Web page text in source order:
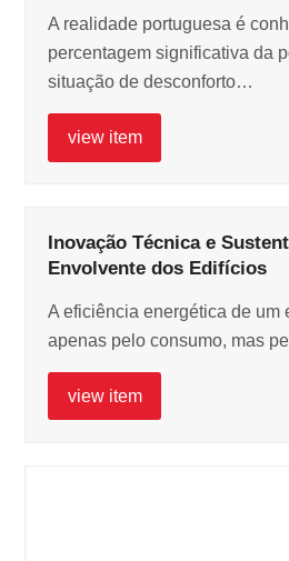
A realidade portuguesa é
percentagem significativa da
situação de desconforto…
view item
Inovação Técnica e
Envolvente dos Edifícios
A eficiência energética de um
apenas pelo consumo, mas
view item